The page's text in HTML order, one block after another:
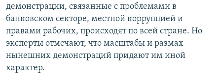
демонстрации, связанные с проблемами в
банковском секторе, местной коррупцией и
правами рабочих, происходят по всей стране. Но
эксперты отмечают, что масштабы и размах
нынешних демонстраций придают им иной
характер.